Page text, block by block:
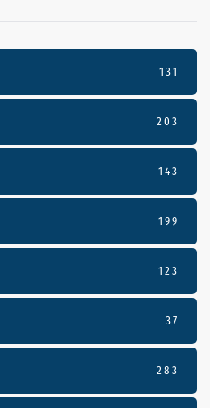
131
203
143
199
123
37
283